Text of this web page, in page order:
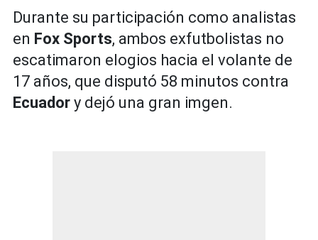
Durante su participación como analistas
en Fox Sports, ambos exfutbolistas no
escatimaron elogios hacia el volante de
17 años, que disputó 58 minutos contra
Ecuador y dejó una gran imgen.